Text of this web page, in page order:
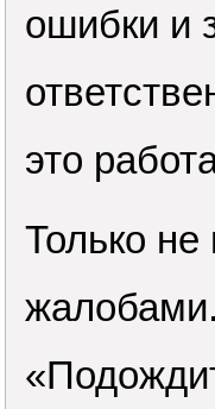
ошибки и
это
Только